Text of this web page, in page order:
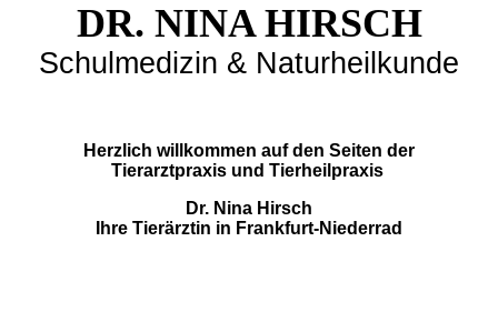
DR. NINA HIRSCH
Schulmedizin & Naturheilkunde
Herzlich willkommen auf den Seiten der
Tierarztpraxis und Tierheilpraxis
Dr. Nina Hirsch
Ihre Tierärztin in Frankfurt-Niederrad